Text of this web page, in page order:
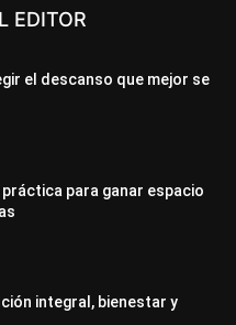
EDITOR
el descanso que mejor se
para ganar espacio
integral, bienestar y